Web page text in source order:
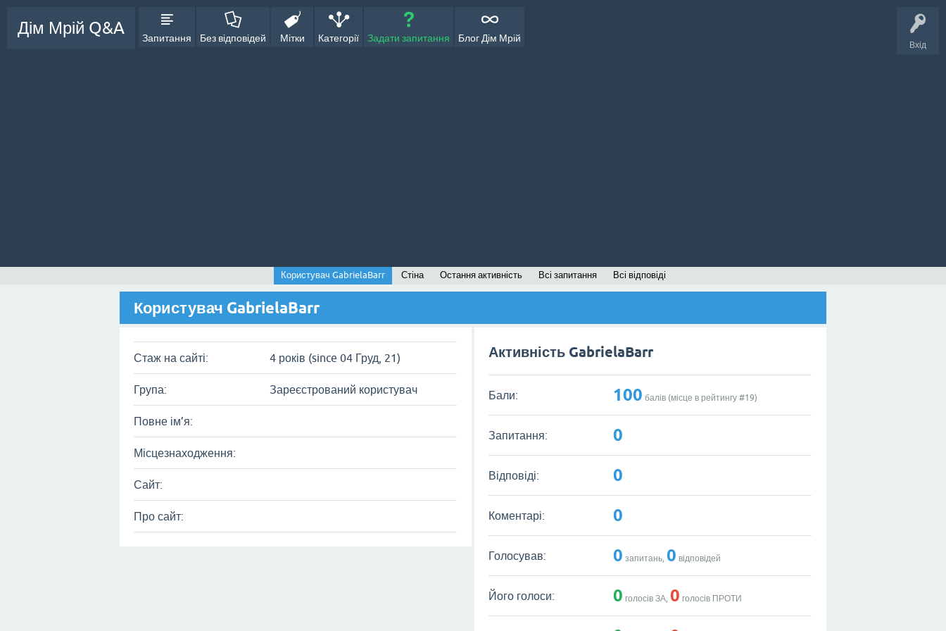
Вхід
Дім Мрій Q&A
Запитання Без відповідей Мітки Категорії Задати запитання Блог Дім Мрій
Користувач GabrielaBarr Стіна Остання активність Всі запитання Всі відповіді
Користувач GabrielaBarr
Стаж на сайті: 4 років (since 04 Груд, 21)
Група: Зареєстрований користувач
Повне ім’я:
Місцезнаходження:
Сайт:
Про сайт:
Активність GabrielaBarr
Бали: 100 балів (місце в рейтингу #19)
Запитання: 0
Відповіді: 0
Коментарі: 0
Голосував: 0 запитань,0 відповідей
Його голоси: 0 голосів ЗА,0 голосів ПРОТИ